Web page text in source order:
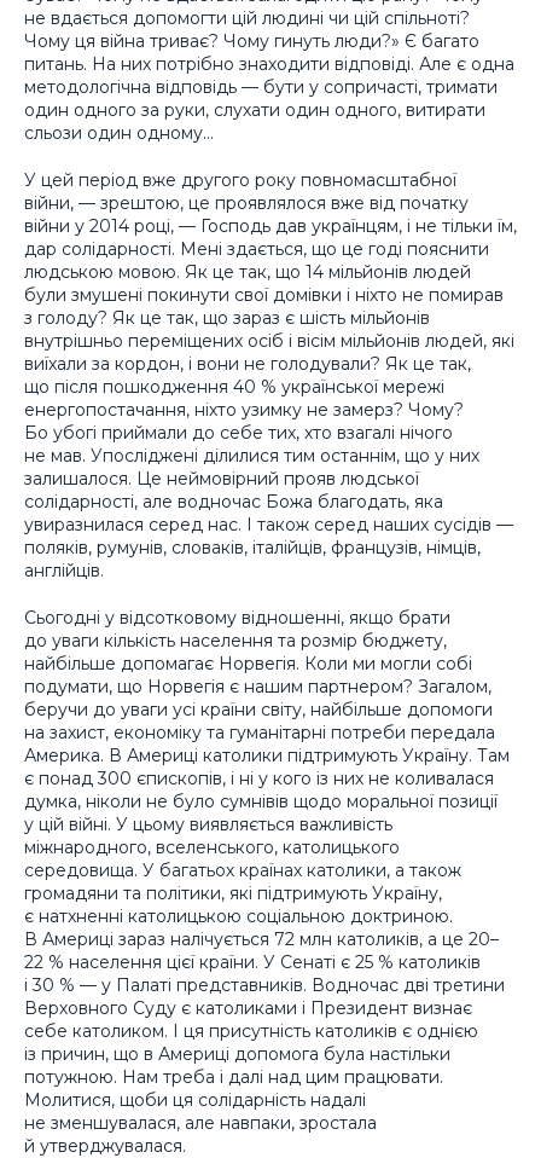
не вдається допомогти цій людині чи цій спільноті?
Чому ця війна триває? Чому гинуть люди?» Є багато
питань. На них потрібно знаходити відповіді. Але є одна
методологічна відповідь — бути у сопричасті, тримати
один одного за руки, слухати один одного, витирати
сльози один одному…
У цей період вже другого року повномасштабної
війни, — зрештою, це проявлялося вже від початку
війни у 2014 році, — Господь дав українцям, і не тільки їм,
дар солідарності. Мені здається, що це годі пояснити
людською мовою. Як це так, що 14 мільйонів людей
були змушені покинути свої домівки і ніхто не помирав
з голоду? Як це так, що зараз є шість мільйонів
внутрішньо переміщених осіб і вісім мільйонів людей, які
виїхали за кордон, і вони не голодували? Як це так,
що після пошкодження 40 % української мережі
енергопостачання, ніхто узимку не замерз? Чому?
Бо убогі приймали до себе тих, хто взагалі нічого
не мав. Упосліджені ділилися тим останнім, що у них
залишалося. Це неймовірний прояв людської
солідарності, але водночас Божа благодать, яка
увиразнилася серед нас. І також серед наших сусідів —
поляків, румунів, словаків, італійців, французів, німців,
англійців.
Сьогодні у відсотковому відношенні, якщо брати
до уваги кількість населення та розмір бюджету,
найбільше допомагає Норвегія. Коли ми могли собі
подумати, що Норвегія є нашим партнером? Загалом,
беручи до уваги усі країни світу, найбільше допомоги
на захист, економіку та гуманітарні потреби передала
Америка. В Америці католики підтримують Україну. Там
є понад 300 єпископів, і ні у кого із них не коливалася
думка, ніколи не було сумнівів щодо моральної позиції
у цій війні. У цьому виявляється важливість
міжнародного, вселенського, католицького
середовища. У багатьох країнах католики, а також
громадяни та політики, які підтримують Україну,
є натхненні католицькою соціальною доктриною.
В Америці зараз налічується 72 млн католиків, а це 20–
22 % населення цієї країни. У Сенаті є 25 % католиків
і 30 % — у Палаті представників. Водночас дві третини
Верховного Суду є католиками і Президент визнає
себе католиком. І ця присутність католиків є однією
із причин, що в Америці допомога була настільки
потужною. Нам треба і далі над цим працювати.
Молитися, щоби ця солідарність надалі
не зменшувалася, але навпаки, зростала
й утверджувалася.